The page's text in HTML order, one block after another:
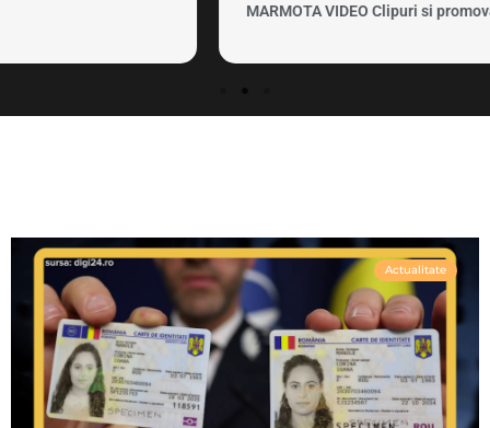
MARMOTA VIDEO Clipuri si promovare
Actualitate